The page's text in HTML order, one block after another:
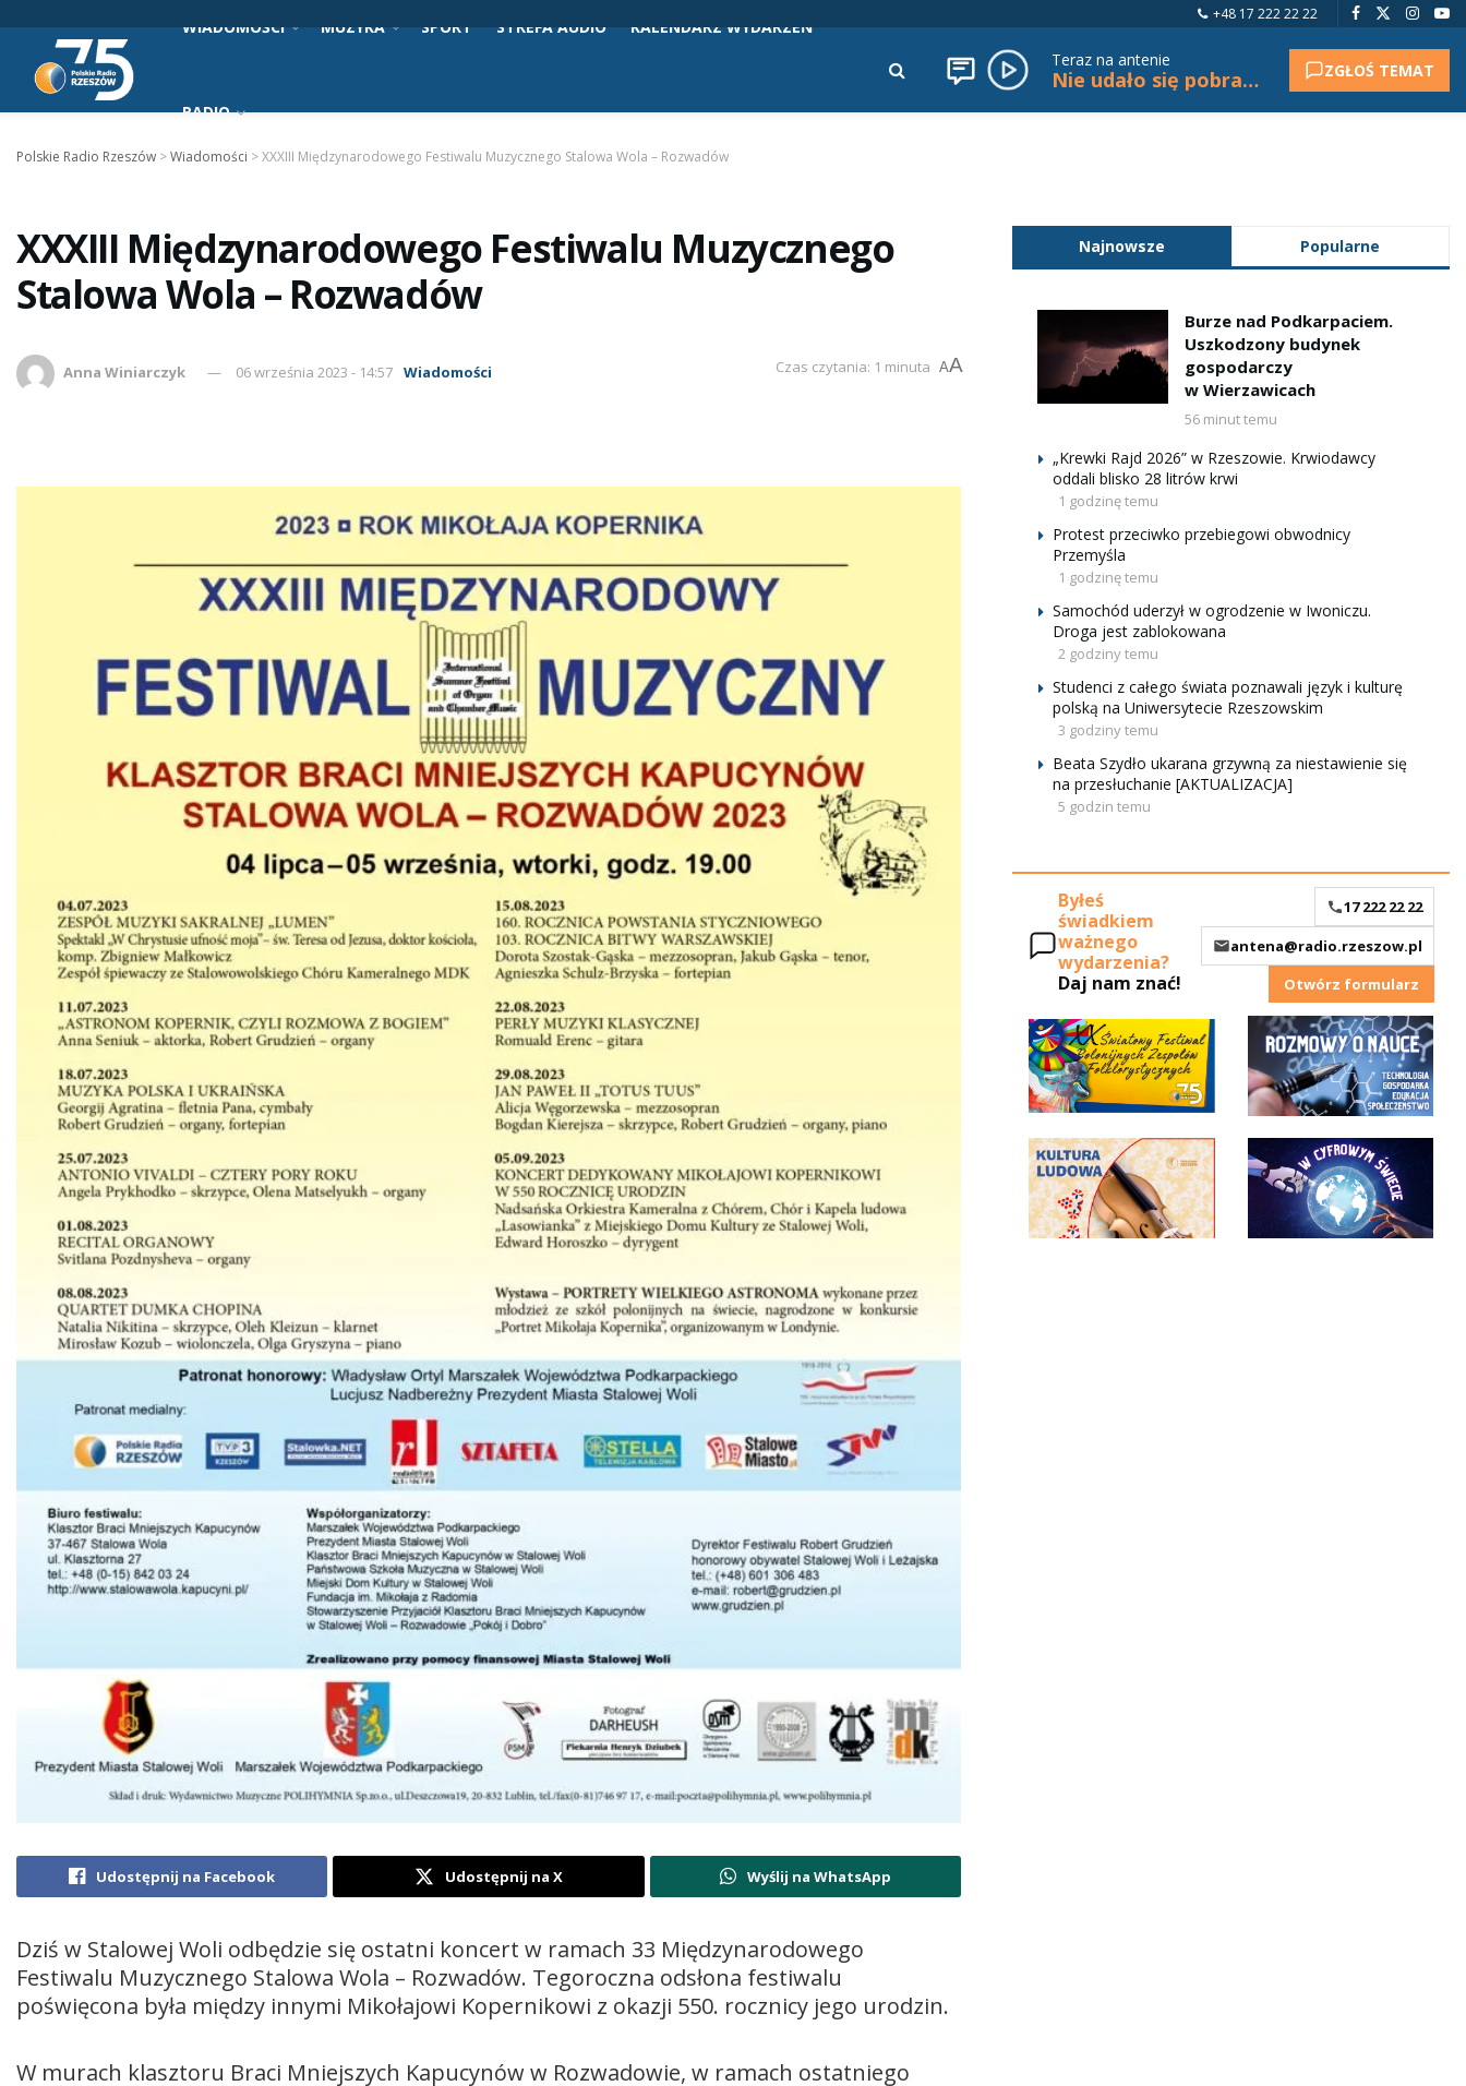
+48 17 222 22 22
WIADOMOŚCI MUZYKA SPORT STREFA AUDIO KALENDARZ WYDARZEŃ
RADIO
Teraz na antenie
Nie udało się pobrać tytułu. ZGŁOŚ TEMAT
Polskie Radio Rzeszów >Wiadomości >XXXIII Międzynarodowego Festiwalu Muzycznego Stalowa Wola – Rozwadów
XXXIII Międzynarodowego Festiwalu Muzycznego
Stalowa Wola – Rozwadów
Anna Winiarczyk 06 września 2023 - 14:57 Wiadomości Czas czytania: 1 minuta AA
Udostępnij na Facebook Udostępnij na X Wyślij na WhatsApp
Dziś w Stalowej Woli odbędzie się ostatni koncert w ramach 33 Międzynarodowego
Festiwalu Muzycznego Stalowa Wola – Rozwadów. Tegoroczna odsłona festiwalu
poświęcona była między innymi Mikołajowi Kopernikowi z okazji 550. rocznicy jego urodzin.
W murach klasztoru Braci Mniejszych Kapucynów w Rozwadowie, w ramach ostatniego
Najnowsze Popularne
Burze nad Podkarpaciem.
Uszkodzony budynek
gospodarczy
w Wierzawicach
56 minut temu
„Krewki Rajd 2026” w Rzeszowie. Krwiodawcy
oddali blisko 28 litrów krwi
1 godzinę temu
Protest przeciwko przebiegowi obwodnicy
Przemyśla
1 godzinę temu
Samochód uderzył w ogrodzenie w Iwoniczu.
Droga jest zablokowana
2 godziny temu
Studenci z całego świata poznawali język i kulturę
polską na Uniwersytecie Rzeszowskim
3 godziny temu
Beata Szydło ukarana grzywną za niestawienie się
na przesłuchanie [AKTUALIZACJA]
5 godzin temu
Byłeś
świadkiem
ważnego
wydarzenia?
Daj nam znać!
17 222 22 22
antena@radio.rzeszow.pl
Otwórz formularz